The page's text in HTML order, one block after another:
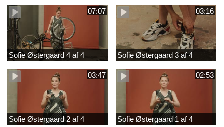
07:07
Sofie Østergaard 4 af 4
03:16
Sofie Østergaard 3 af 4
03:47
Sofie Østergaard 2 af 4
02:53
Sofie Østergaard 1 af 4